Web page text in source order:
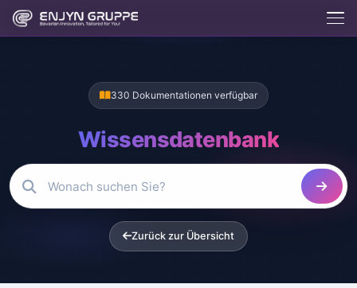
330 Dokumentationen verfügbar
Wissensdatenbank
Zurück zur Übersicht